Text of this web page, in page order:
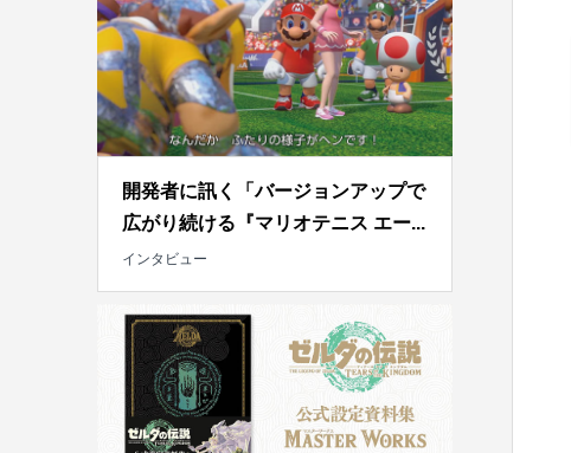
開発者に訊く「バージョンアップで
広がり続ける『マリオテニス エー...
インタビュー